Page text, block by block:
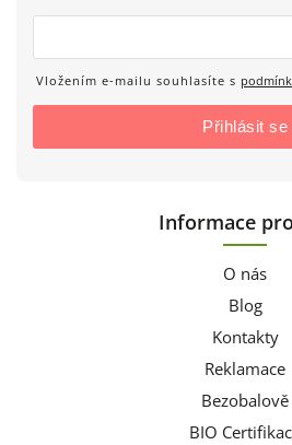
Vložením e-mailu souhlasíte s
Přihlásit se
Informace
O nás
Blog
Kontakty
Reklamace
Bezobalově
BIO